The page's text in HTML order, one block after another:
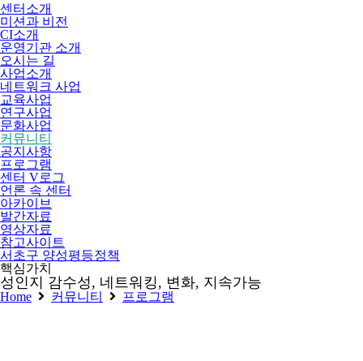
센터소개
미션과 비전
CI소개
운영기관 소개
오시는 길
사업소개
네트워크 사업
교육사업
연구사업
문화사업
커뮤니티
공지사항
프로그램
센터 V로그
언론 속 센터
아카이브
발간자료
영상자료
참고사이트
서초구 양성평등정책
핵심가치
성인지 감수성, 네트워킹, 변화, 지속가능
Home 커뮤니티 프로그램